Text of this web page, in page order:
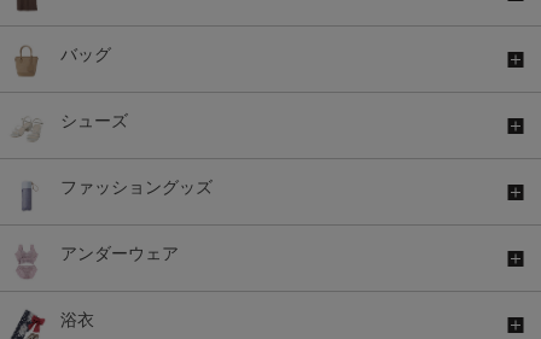
バッグ
シューズ
ファッショングッズ
アンダーウェア
浴衣